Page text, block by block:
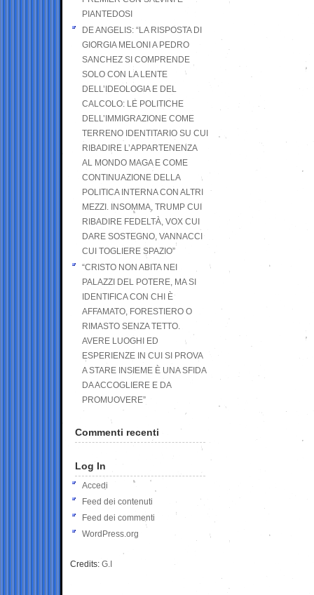
PIANTEDOSI
DE ANGELIS: “LA RISPOSTA DI
GIORGIA MELONI A PEDRO
SANCHEZ SI COMPRENDE
SOLO CON LA LENTE
DELL’IDEOLOGIA E DEL
CALCOLO: LE POLITICHE
DELL’IMMIGRAZIONE COME
TERRENO IDENTITARIO SU CUI
RIBADIRE L’APPARTENENZA
AL MONDO MAGA E COME
CONTINUAZIONE DELLA
POLITICA INTERNA CON ALTRI
MEZZI. INSOMMA, TRUMP CUI
RIBADIRE FEDELTÀ, VOX CUI
DARE SOSTEGNO, VANNACCI
CUI TOGLIERE SPAZIO”
“CRISTO NON ABITA NEI
PALAZZI DEL POTERE, MA SI
IDENTIFICA CON CHI È
AFFAMATO, FORESTIERO O
RIMASTO SENZA TETTO.
AVERE LUOGHI ED
ESPERIENZE IN CUI SI PROVA
A STARE INSIEME È UNA SFIDA
DA ACCOGLIERE E DA
PROMUOVERE”
Commenti recenti
Log In
Accedi
Feed dei contenuti
Feed dei commenti
WordPress.org
Credits: G.I